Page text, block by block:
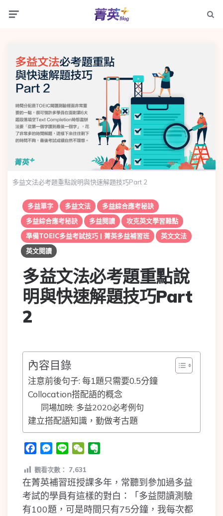
多益文法必考題重點說明與快速解題技巧Part 2
多益單字 多益文法
多益綜合應考秘訣
多益綜合應考秘訣
多益閱讀
攻克英文學習難點
準備TOEIC多益考試技巧 | 菁英多益補習班
英文文法
英文閱讀
多益文法必考題重點說
明與快速解題技巧Part
2
內容目錄
注意前後句子: 每1題只需要0.5分鐘
Collocation搭配語的概念
同場加映: 多益2020必考例句
建立搭配語知識，勤做考古題
FacebookMessenger
Line WeChat
觀看次數： 7,631
在菁英補習班授課多年，常聽到參加過多益
考試的學員有這樣的對白：「多益閱讀測驗
有100題，可是時間只有75分鐘，我每次都